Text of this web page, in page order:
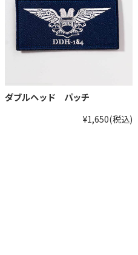
ダブルヘッド パッチ
¥1,650(税込)